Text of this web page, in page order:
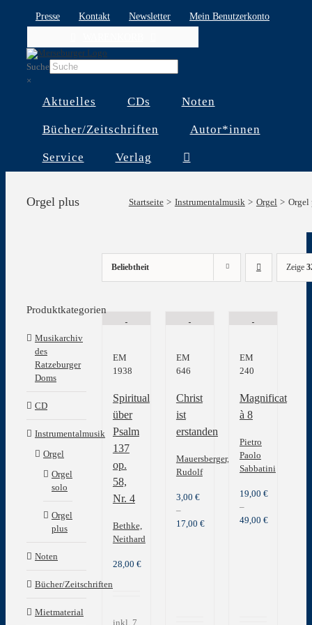
Presse Kontakt Newsletter
Mein Benutzerkonto
Suche
×
Aktuelles CDs Noten
Bücher/Zeitschriften Autor*innen
Service Verlag
Orgel plus Startseite Instrumentalmusik Orgel Orgel
Beliebtheit Zeige
EM
1938
Spiritual
über
Psalm
137
op.
58,
Nr. 4
Bethke,
Neithard
28,00 €
inkl. 7
EM
646
Christ
ist
erstanden
Mauersberger,
Rudolf
3,00 €
–
17,00 €
EM
240
Magnificat
à 8
Pietro
Paolo
Sabbatini
19,00 €
–
49,00 €
Produktkategorien
Musikarchiv
des
Ratzeburger
Doms
CD
Instrumentalmusik
Orgel
Orgel
solo
Orgel
plus
Noten
Bücher/Zeitschriften
Mietmaterial